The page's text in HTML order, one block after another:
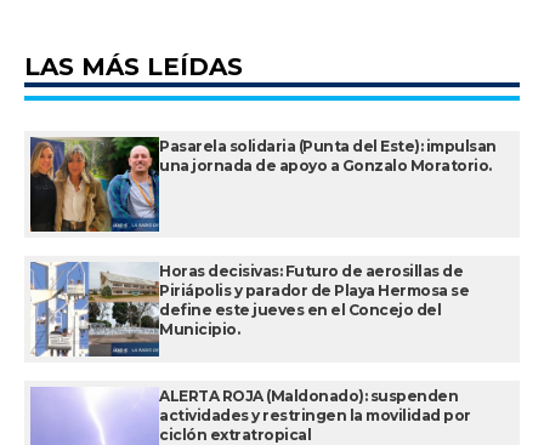
LAS MÁS LEÍDAS
Pasarela solidaria (Punta del Este): impulsan
una jornada de apoyo a Gonzalo Moratorio.
Horas decisivas: Futuro de aerosillas de
Piriápolis y parador de Playa Hermosa se
define este jueves en el Concejo del
Municipio.
ALERTA ROJA (Maldonado): suspenden
actividades y restringen la movilidad por
ciclón extratropical